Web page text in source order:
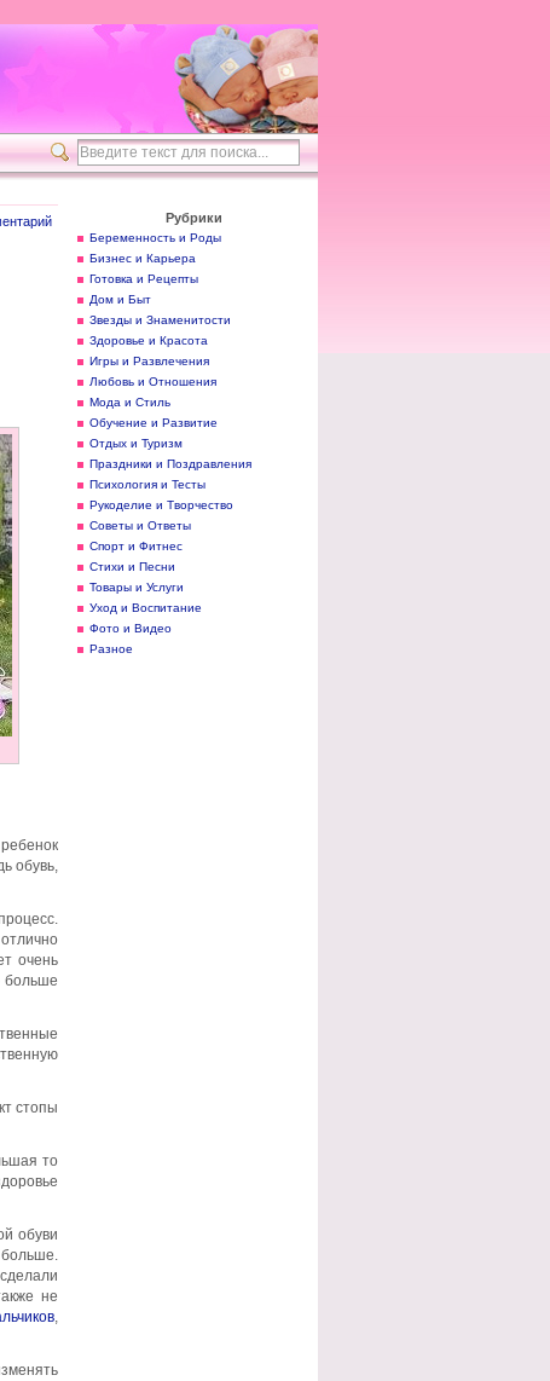
обувь,
очень
больше
стопы
то
обуви
больше.
не
,
Рубрики
Беременность и Роды
Бизнес и Карьера
Готовка и Рецепты
Дом и Быт
Звезды и Знаменитости
Здоровье и Красота
Игры и Развлечения
Любовь и Отношения
Мода и Стиль
Обучение и Развитие
Отдых и Туризм
Праздники и Поздравления
Психология и Тесты
Рукоделие и Творчество
Советы и Ответы
Спорт и Фитнес
Стихи и Песни
Товары и Услуги
Уход и Воспитание
Фото и Видео
Разное